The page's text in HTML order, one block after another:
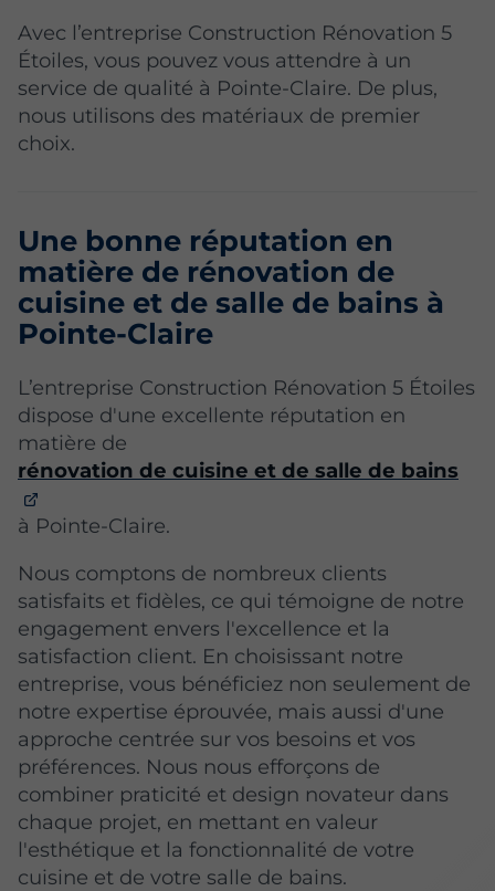
Avec l’entreprise Construction Rénovation 5
Étoiles, vous pouvez vous attendre à un
service de qualité à Pointe-Claire. De plus,
nous utilisons des matériaux de premier
choix.
Une bonne réputation en
matière de rénovation de
cuisine et de salle de bains à
Pointe-Claire
L’entreprise Construction Rénovation 5 Étoiles
dispose d'une excellente réputation en
matière de
rénovation de cuisine et de salle de bains
à Pointe-Claire.
Nous comptons de nombreux clients
satisfaits et fidèles, ce qui témoigne de notre
engagement envers l'excellence et la
satisfaction client. En choisissant notre
entreprise, vous bénéficiez non seulement de
notre expertise éprouvée, mais aussi d'une
approche centrée sur vos besoins et vos
préférences. Nous nous efforçons de
combiner praticité et design novateur dans
chaque projet, en mettant en valeur
l'esthétique et la fonctionnalité de votre
cuisine et de votre salle de bains.